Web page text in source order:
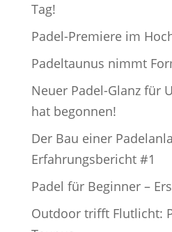
Tag!
Padel-Premiere im
Padeltaunus nimmt
Neuer Padel-Glanz für
hat begonnen!
Der Bau einer
Erfahrungsbericht #1
Padel für Beginner –
Outdoor trifft Flutlicht: